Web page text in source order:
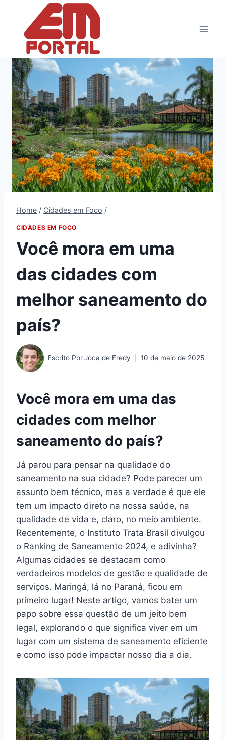
Conteúdo
Home / Cidades em Foco /
CIDADES EM FOCO
Você mora em uma
das cidades com
melhor saneamento do
país?
Escrito PorJoca de Fredy 10 de maio de 2025
Você mora em uma das
cidades com melhor
saneamento do país?
Já parou para pensar na qualidade do
saneamento na sua cidade? Pode parecer um
assunto bem técnico, mas a verdade é que ele
tem um impacto direto na nossa saúde, na
qualidade de vida e, claro, no meio ambiente.
Recentemente, o Instituto Trata Brasil divulgou
o Ranking de Saneamento 2024, e adivinha?
Algumas cidades se destacam como
verdadeiros modelos de gestão e qualidade de
serviços. Maringá, lá no Paraná, ficou em
primeiro lugar! Neste artigo, vamos bater um
papo sobre essa questão de um jeito bem
legal, explorando o que significa viver em um
lugar com um sistema de saneamento eficiente
e como isso pode impactar nosso dia a dia.